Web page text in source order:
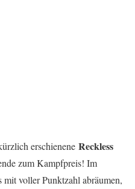
erschienene Reckless
zum Kampfpreis! Im
mit voller Punktzahl abräumen,